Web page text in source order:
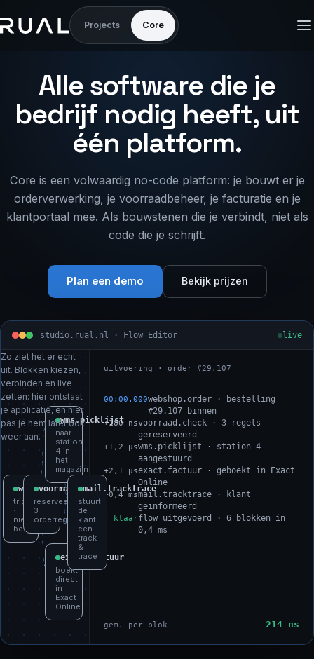
Projects Core
Alle software die je
bedrijf nodig heeft, uit
één platform.
Core is een volwaardig no-code platform: je bouwt er je
orderverwerking, je voorraadbeheer, je facturatie en je
klantportaal mee. Als bouwstenen die je verbindt, niet als
code die je schrijft.
Plan een demo Bekijk prijzen
studio.rual.nl · Flow Editor live
webshop.order
trigger
·
nieuwe
bestelling
voorraad.check
reserveert
3
orderregels
wms.picklijst
naar
station
4 in
het
magazijn
exact.factuur
boekt
direct
in
Exact
Online
mail.tracktrace
stuurt
de
klant
een
track
&
trace
Zo ziet het er echt
uit. Blokken kiezen,
verbinden en live
zetten: hier ontstaat
je applicatie, en hier
pas je hem later ook
weer aan.
uitvoering · order #29.107
00:00.000webshop.order · bestelling
#29.107 binnen
+180 nsvoorraad.check · 3 regels
gereserveerd
+1,2 µswms.picklijst · station 4
aangestuurd
+2,1 µsexact.factuur · geboekt in Exact
Online
+0,4 msmail.tracktrace · klant
geïnformeerd
✓ klaarflow uitgevoerd · 6 blokken in
0,4 ms
gem. per blok 214 ns